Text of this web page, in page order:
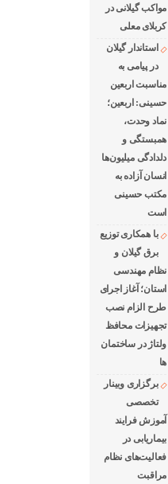
مواکب گیلانی در
کربلای معلی
استاندار گیلان
در پیامی به
مناسبت اربعین
حسینی: اربعین؛
نماد وحدت،
همبستگی و
دلدادگی میلیون‌ها
انسان آزاده به
مکتب حسینی
است
با همکاری توزیع
برق گیلان و
نظام مهندسی
استان؛ آغاز اجرای
طرح الزام نصب
تجهیزات محافظ
ولتاژ در ساختمان
ها
برگزاری وبینار
تخصصی
آموزش فرایند
بیماریابی در
فعالیت‌های نظام
مراقبت